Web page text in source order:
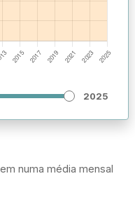
2025
numa média mensal